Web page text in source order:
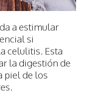
a estimular
si
celulitis. Esta
la digestión de
piel de los